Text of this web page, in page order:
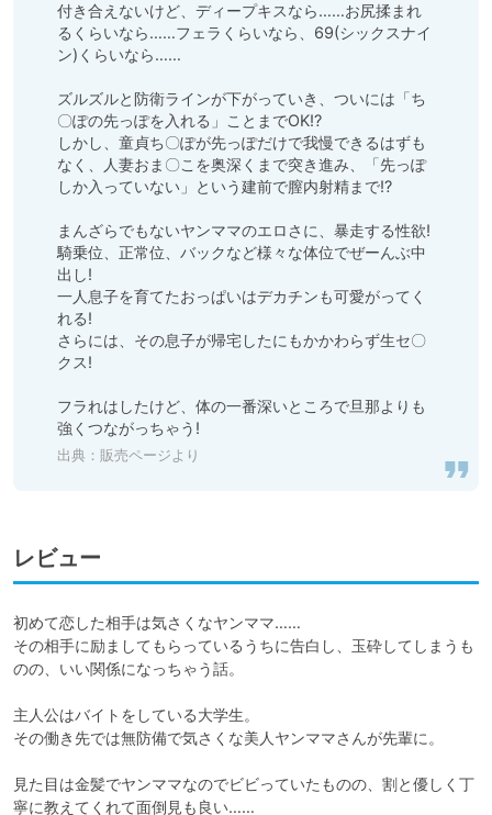
付き合えないけど、ディープキスなら……お尻揉まれ
るくらいなら……フェラくらいなら、69(シックスナイ
ン)くらいなら……
ズルズルと防衛ラインが下がっていき、ついには「ち
〇ぽの先っぽを入れる」ことまでOK!?
しかし、童貞ち〇ぽが先っぽだけで我慢できるはずも
なく、人妻おま〇こを奥深くまで突き進み、「先っぽ
しか入っていない」という建前で膣内射精まで!?
まんざらでもないヤンママのエロさに、暴走する性欲!
騎乗位、正常位、バックなど様々な体位でぜーんぶ中
出し!
一人息子を育てたおっぱいはデカチンも可愛がってく
れる!
さらには、その息子が帰宅したにもかかわらず生セ〇
クス!
フラれはしたけど、体の一番深いところで旦那よりも
出典： 販売ページより
レビュー
初めて恋した相手は気さくなヤンママ……
その相手に励ましてもらっているうちに告白し、玉砕してしまうも
のの、いい関係になっちゃう話。
主人公はバイトをしている大学生。
その働き先では無防備で気さくな美人ヤンママさんが先輩に。
見た目は金髪でヤンママなのでビビっていたものの、割と優しく丁
寧に教えてくれて面倒見も良い……